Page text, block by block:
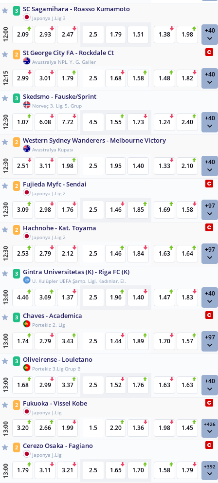
3 SC Sagamihara - Roasso Kumamoto
Japonya J.Lig 3
12:00 2.09 2.93 2.47 2.5 1.79 1.51 1.38 1.98 +40
2 St George City FA - Rockdale Ct
Avustralya NPL, Y. G. Galler
12:15 2.99 3.01 1.79 2.5 1.68 1.58 1.48 1.82 +40
3 Skedsmo - Fauske/Sprint
Norveç 3. Lig, 5. Grup
12:30 1.07 6.08 7.72 4.5 1.55 1.73 1.24 2.40 +40
2 Western Sydney Wanderers - Melbourne Victory
Avustralya Kupası
12:30 2.51 3.11 1.98 2.5 1.95 1.40 1.33 2.10 +40
2 Fujieda Myfc - Sendai
Japonya J.Lig 2
12:30 3.09 2.98 1.76 2.5 1.46 1.85 1.69 1.58 +97
2 Hachnohe - Kat. Toyama
Japonya J.Lig 2
12:30 2.53 2.79 2.12 2.5 1.46 1.84 1.63 1.64 +97
3 Gintra Universitetas (K) - Riga FC (K)
U. Kulüpler UEFA Şamp. Ligi, Kadınlar, El.
13:00 4.46 3.69 1.37 2.5 1.96 1.40 1.47 1.83 +40
3 Chaves - Academica
Portekiz 2. Lig
13:00 1.74 2.79 3.43 2.5 1.44 1.89 1.70 1.57 +97
3 Oliveirense - Louletano
Portekiz 3.Lig Grup B
13:00 1.68 2.99 3.37 2.5 1.52 1.76 1.63 1.63 +40
2 Fukuoka - Vissel Kobe
Japonya J.Lig
13:00 3.20 2.66 1.99 1.5 2.20 1.36 1.98 1.45 +426
2 Cerezo Osaka - Fagiano
Japonya J.Lig
13:00 1.79 3.11 3.21 2.5 1.65 1.70 1.58 1.79 +392